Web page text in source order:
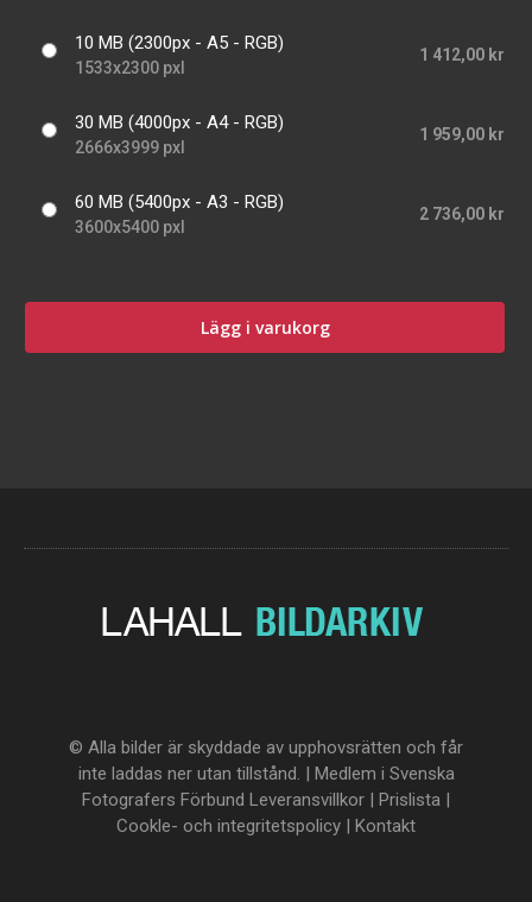
10 MB (2300px - A5 - RGB)
1533x2300 pxl
1 412,00 kr
30 MB (4000px - A4 - RGB)
2666x3999 pxl
1 959,00 kr
60 MB (5400px - A3 - RGB)
3600x5400 pxl
2 736,00 kr
Lägg i varukorg
© Alla bilder är skyddade av upphovsrätten och får
inte laddas ner utan tillstånd. | Medlem i Svenska
Fotografers Förbund Leveransvillkor | Prislista |
Cookle- och integritetspolicy | Kontakt